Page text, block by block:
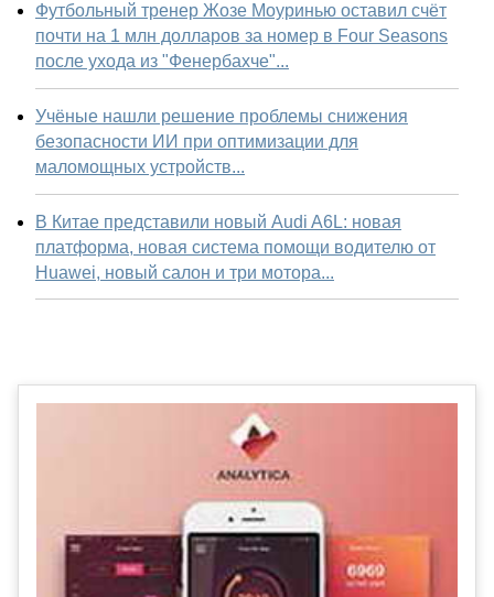
Футбольный тренер Жозе Моуринью оставил счёт
почти на 1 млн долларов за номер в Four Seasons
после ухода из "Фенербахче"...
Учёные нашли решение проблемы снижения
безопасности ИИ при оптимизации для
маломощных устройств...
В Китае представили новый Audi A6L: новая
платформа, новая система помощи водителю от
Huawei, новый салон и три мотора...